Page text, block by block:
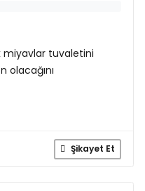
miyavlar tuvaletini
olacağını
Şikayet Et